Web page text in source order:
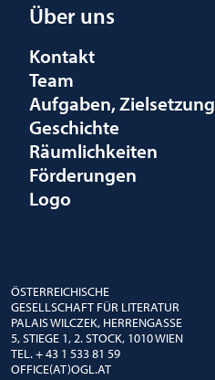
Über uns
Kontakt
Team
Aufgaben, Zielsetzung
Geschichte
Räumlichkeiten
Förderungen
Logo
ÖSTERREICHISCHE
GESELLSCHAFT FÜR LITERATUR
PALAIS WILCZEK, HERRENGASSE
5, STIEGE 1, 2. STOCK, 1010 WIEN
TEL. + 43 1 533 81 59
OFFICE(AT)OGL.AT